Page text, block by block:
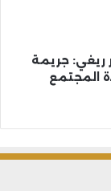
ريغي: جريمة
المجتمع